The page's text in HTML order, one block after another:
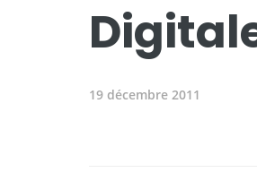
19 décembre 2011